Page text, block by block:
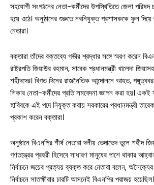
সহযোগী সংগঠনের নেতা-কর্মীদের উপস্থিতিতে জেলা পরিষদ
হয়ে ওঠে। অনুষ্ঠানের শুরুতে নবনিযুক্ত প্রশাসককে ফুল দিয়ে
নেতারা।
বক্তারা তাঁদের বক্তব্যে গভীর শ্রদ্ধার সঙ্গে স্মরণ করেন
রাষ্ট্রপতি জিয়াউর রহমান, সাবেক প্রধানমন্ত্রী খালেদা
শহীদদের। বিগত দিনের রাজনৈতিক আন্দোলনে আহত,
শিকার নেতা-কর্মীদের প্রতি সমবেদনা জ্ঞাপন করা হয়। একই
হাবিবকে এই পদে নিযুক্ত করায় সরকারের প্রধানমন্ত্রী
প্রকাশ করেন বক্তারা।
অনুষ্ঠানে বিএনপির শীর্ষ নেতারা দলীয় ভেদাভেদ ভুলে শহীদ
গণতন্ত্রের প্রহরী হিসেবে সাধারণ মানুষের পাশে থাকার
নির্বাচনে জয়ের প্রত্যয় ব্যক্ত করে নেতারা বলেন,
নির্বাচনে সাতক্ষীরার চারটি আসনেই বিএনপির পরাজয়